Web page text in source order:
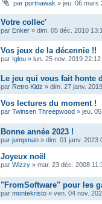
par portnawak » jeu. 06 mars
Votre collec'
par Enker » dim. 05 déc. 2010
Vos jeux de la décennie !!
par Iglou » lun. 25 nov. 2019 22:12
Le jeu qui vous fait honte
par Retro Kidz » dim. 27 janv.
Vos lectures du moment !
par Twinsen Threepwood » jeu.
Bonne année 2023 !
par jumpman » dim. 01 janv. 2023
Joyeux noël
par Wizzy » mar. 23 déc. 2008
"FromSoftware" pour les
par montekristo » ven. 04 nov.